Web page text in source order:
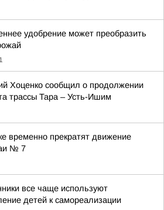
удобрение может преобразить
Хоценко сообщил о продолжении
трассы Тара – Усть-Ишим
временно прекратят движение
№ 7
все чаще используют
детей к самореализации